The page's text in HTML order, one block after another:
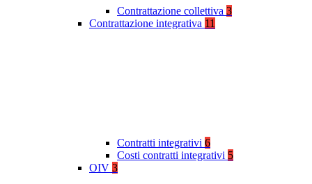
Contrattazione collettiva 3
Contrattazione integrativa 11
Contratti integrativi 6
Costi contratti integrativi 5
OIV 3